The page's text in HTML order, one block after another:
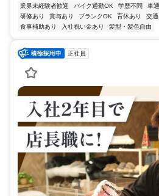
業界未経験者歓迎 バイク通勤OK 学歴不問 車
研修あり
賞与あり ブランクOK 育休あり 交
食事補助あり
入社祝い金あり 髪型・髪色自由
正社員